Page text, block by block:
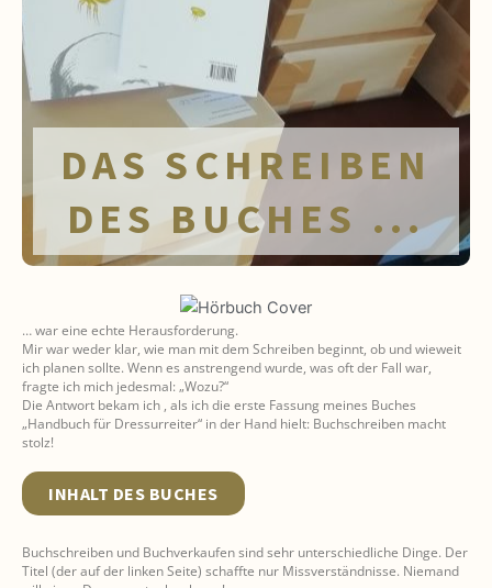
DAS SCHREIBEN
DES BUCHES ...
… war eine echte Herausforderung.
Mir war weder klar, wie man mit dem Schreiben beginnt, ob und wieweit
ich planen sollte. Wenn es anstrengend wurde, was oft der Fall war,
fragte ich mich jedesmal: „Wozu?“
Die Antwort bekam ich , als ich die erste Fassung meines Buches
„Handbuch für Dressurreiter“ in der Hand hielt: Buchschreiben macht
stolz!
INHALT DES BUCHES
Buchschreiben und Buchverkaufen sind sehr unterschiedliche Dinge. Der
Titel (der auf der linken Seite) schaffte nur Missverständnisse. Niemand